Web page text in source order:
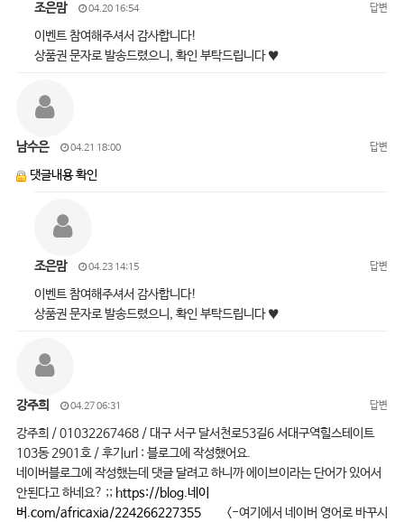
조은맘 04.20 16:54 답변
이벤트 참여해주셔서 감사합니다!
상품권 문자로 발송드렸으니, 확인 부탁드립니다 ♥
남수은 04.21 18:00 답변
댓글내용 확인
조은맘 04.23 14:15 답변
이벤트 참여해주셔서 감사합니다!
상품권 문자로 발송드렸으니, 확인 부탁드립니다 ♥
강주희 04.27 06:31 답변
강주희 / 01032267468 / 대구 서구 달서천로53길6 서대구역힐스테이트
103동 2901호 / 후기url : 블로그에 작성했어요.
네이버블로그에 작성했는데 댓글 달려고 하니까 에이브이라는 단어가 있어서
안된다고 하네요? ;; https://blog.네이
버.com/africaxia/224266227355<-여기에서 네이버 영어로 바꾸시